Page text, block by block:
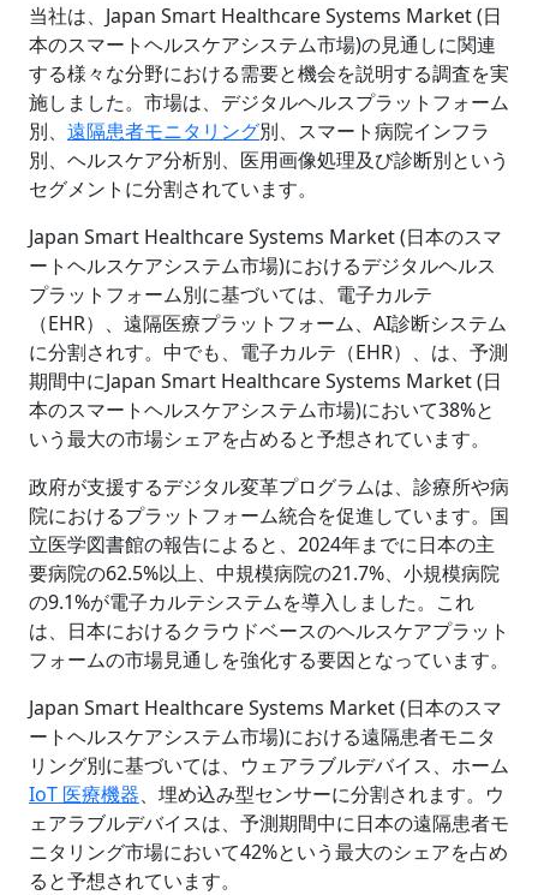
当社は、Japan Smart Healthcare Systems Market (日
本のスマートヘルスケアシステム市場)の見通しに関連
する様々な分野における需要と機会を説明する調査を実
施しました。市場は、デジタルヘルスプラットフォーム
別、 遠隔患者モニタリング別、スマート病院インフラ
別、ヘルスケア分析別、医用画像処理及び診断別という
セグメントに分割されています。
Japan Smart Healthcare Systems Market (日本のスマ
ートヘルスケアシステム市場)におけるデジタルヘルス
プラットフォーム別に基づいては、電子カルテ
（EHR）、遠隔医療プラットフォーム、AI診断システム
に分割されす。中でも、電子カルテ（EHR）、は、予測
期間中にJapan Smart Healthcare Systems Market (日
本のスマートヘルスケアシステム市場)において38%と
いう最大の市場シェアを占めると予想されています。
政府が支援するデジタル変革プログラムは、診療所や病
院におけるプラットフォーム統合を促進しています。国
立医学図書館の報告によると、2024年までに日本の主
要病院の62.5%以上、中規模病院の21.7%、小規模病院
の9.1%が電子カルテシステムを導入しました。これ
は、日本におけるクラウドベースのヘルスケアプラット
フォームの市場見通しを強化する要因となっています。
Japan Smart Healthcare Systems Market (日本のスマ
ートヘルスケアシステム市場)における遠隔患者モニタ
リング別に基づいては、ウェアラブルデバイス、ホーム
IoT 医療機器、埋め込み型センサーに分割されます。ウ
ェアラブルデバイスは、予測期間中に日本の遠隔患者モ
ニタリング市場において42%という最大のシェアを占め
ると予想されています。